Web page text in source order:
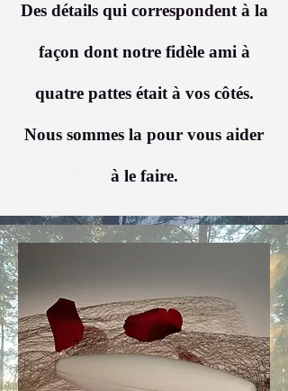
Des détails qui correspondent à la
façon dont notre fidèle ami à
quatre pattes était à vos côtés.
Nous sommes la pour vous aider
à le faire.